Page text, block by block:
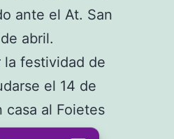
ante el At. San
abril.
la festividad de
el 14 de
casa al Foietes